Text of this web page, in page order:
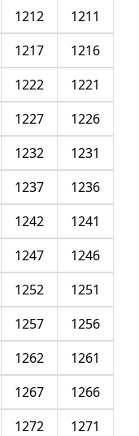
1211
1212
1216
1217
1221
1222
1226
1227
1231
1232
1236
1237
1241
1242
1246
1247
1251
1252
1256
1257
1261
1262
1266
1267
1271
1272